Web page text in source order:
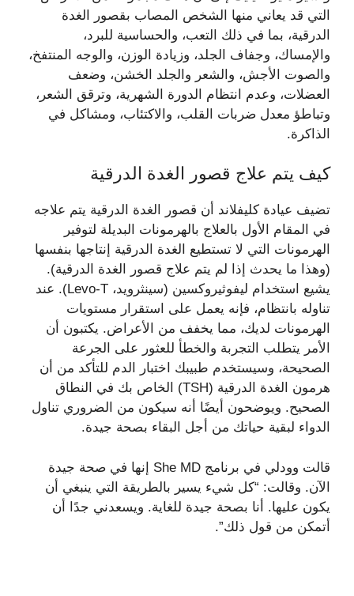
التي قد يعاني منها الشخص المصاب بقصور الغدة
الدرقية، بما في ذلك التعب، والحساسية للبرد،
والإمساك، وجفاف الجلد، وزيادة الوزن، والوجه المنتفخ،
والصوت الأجش، والشعر والجلد الخشن، وضعف
العضلات، وعدم انتظام الدورة الشهرية، وترقق الشعر،
وتباطؤ معدل ضربات القلب، والاكتئاب، ومشاكل في
الذاكرة.
كيف يتم علاج قصور الغدة الدرقية
تضيف عيادة كليفلاند أن قصور الغدة الدرقية يتم علاجه
في المقام الأول بالعلاج بالهرمونات البديلة لتوفير
الهرمونات التي لا تستطيع الغدة الدرقية إنتاجها بنفسها
(وهذا ما يحدث إذا لم يتم علاج قصور الغدة الدرقية).
يشيع استخدام ليفوثيروكسين (سينثرويد، Levo-T). عند
تناوله بانتظام، فإنه يعمل على استقرار مستويات
الهرمونات لديك، مما يخفف من الأعراض. يكتبون أن
الأمر يتطلب التجربة والخطأ للعثور على الجرعة
الصحيحة، وسيستخدم طبيبك اختبار الدم للتأكد من أن
هرمون الغدة الدرقية (TSH) الخاص بك في النطاق
الصحيح. ويوضحون أيضًا أنه سيكون من الضروري تناول
الدواء لبقية حياتك من أجل البقاء بصحة جيدة.
قالت وودلي في برنامج She MD إنها في صحة جيدة
الآن. وقالت: “كل شيء يسير بالطريقة التي ينبغي أن
يكون عليها. أنا بصحة جيدة للغاية. ويسعدني جدًا أن
أتمكن من قول ذلك”.